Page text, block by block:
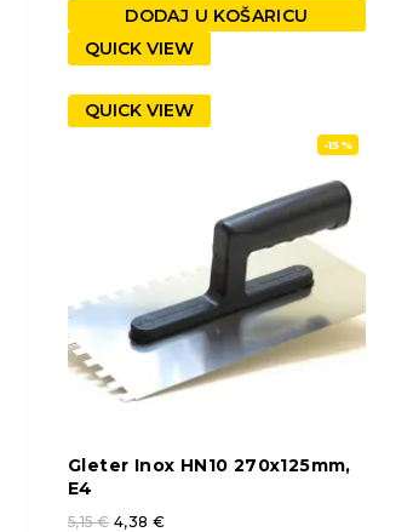
DODAJ U KOŠARICU
QUICK VIEW
QUICK VIEW
-15%
Gleter Inox HN10 270x125mm,
E4
5,15€ 4,38 €